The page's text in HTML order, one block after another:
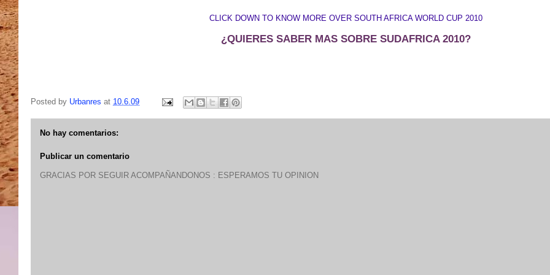
CLICK DOWN TO KNOW MORE OVER SOUTH AFRICA WORLD CUP 2010
¿QUIERES SABER MAS SOBRE SUDAFRICA 2010?
Posted by Urbanres at 10.6.09
No hay comentarios:
Publicar un comentario
GRACIAS POR SEGUIR ACOMPAÑANDONOS : ESPERAMOS TU OPINION